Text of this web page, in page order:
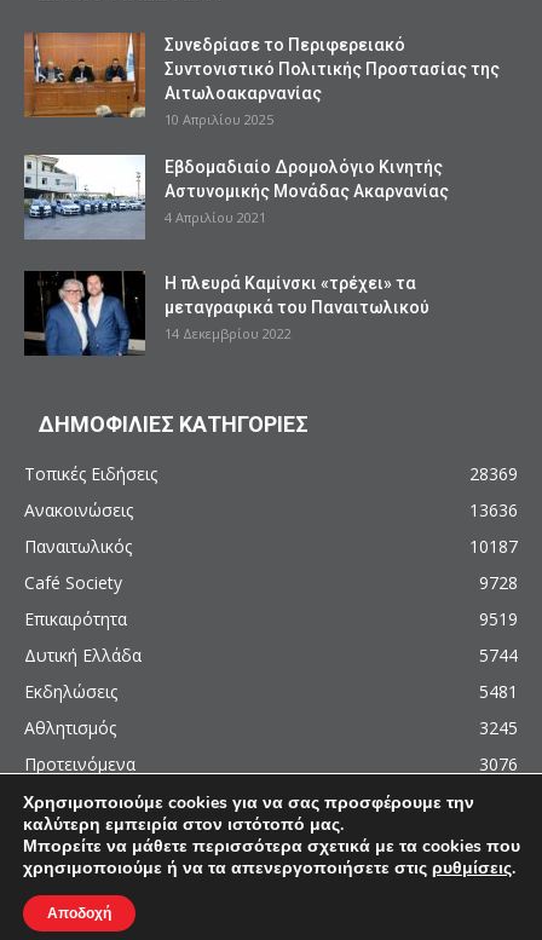
Συνεδρίασε το Περιφερειακό
Συντονιστικό Πολιτικής Προστασίας της
Αιτωλοακαρνανίας
10 Απριλίου 2025
Εβδομαδιαίο Δρομολόγιο Κινητής
Αστυνομικής Μονάδας Ακαρνανίας
4 Απριλίου 2021
Η πλευρά Καμίνσκι «τρέχει» τα
μεταγραφικά του Παναιτωλικού
14 Δεκεμβρίου 2022
ΔΗΜΟΦΙΛΙΕΣ ΚΑΤΗΓΟΡΙΕΣ
Τοπικές Ειδήσεις
28369
Ανακοινώσεις
13636
Παναιτωλικός
10187
Café Society
9728
Επικαιρότητα
9519
Δυτική Ελλάδα
5744
Εκδηλώσεις
5481
Αθλητισμός
3245
Προτεινόμενα
3076
© 2011 - 2026 - AgrinioCulture.gr
This site is protected by reCAPTCHA and the Google
Χρησιμοποιούμε cookies για να σας προσφέρουμε την
καλύτερη εμπειρία στον ιστότοπό μας.
Μπορείτε να μάθετε περισσότερα σχετικά με τα cookies που
χρησιμοποιούμε ή να τα απενεργοποιήσετε στις ρυθμίσεις.
Αποδοχή